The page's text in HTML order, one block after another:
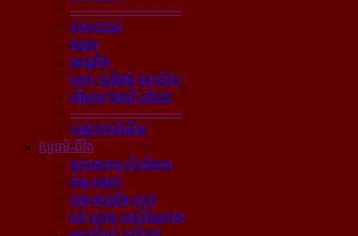
----------------------------
នយោបាយ
សង្គម
សេដ្ឋកិច្ច
គ្រោះ យុត្តិធម៌ បទល្មើស
បរិស្ថាន ផែនដី ព្រំដែន
----------------------------
បណ្ដុំគ្រប់ដំណឹង
វប្បធម៌-ជីវិត
ស្ថាបត្យកម្ម រៀបចំនគរ
គំនូរ ចម្លាក់
ភ្លេង ចម្រៀង ស្មូត្រ
របាំ ល្ខោន ទស្សនីយភាព